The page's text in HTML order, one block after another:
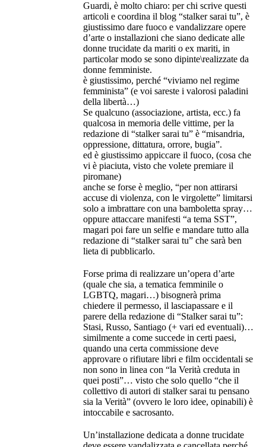
Guardi, è molto chiaro: per chi scrive questi
articoli e coordina il blog “stalker sarai tu”, è
giustissimo dare fuoco e vandalizzare opere
d’arte o installazioni che siano dedicate alle
donne trucidate da mariti o ex mariti, in
particolar modo se sono dipinte\realizzate da
donne femministe.
è giustissimo, perché “viviamo nel regime
femminista” (e voi sareste i valorosi paladini
della libertà…)
Se qualcuno (associazione, artista, ecc.) fa
qualcosa in memoria delle vittime, per la
redazione di “stalker sarai tu” è “misandria,
oppressione, dittatura, orrore, bugia”.
ed è giustissimo appiccare il fuoco, (cosa che
vi è piaciuta, visto che volete premiare il
piromane)
anche se forse è meglio, “per non attirarsi
accuse di violenza, con le virgolette” limitarsi
solo a imbrattare con una bamboletta spray…
oppure attaccare manifesti “a tema SST”,
magari poi fare un selfie e mandare tutto alla
redazione di “stalker sarai tu” che sarà ben
lieta di pubblicarlo.
Forse prima di realizzare un’opera d’arte
(quale che sia, a tematica femminile o
LGBTQ, magari…) bisognerà prima
chiedere il permesso, il lasciapassare e il
parere della redazione di “Stalker sarai tu”:
Stasi, Russo, Santiago (+ vari ed eventuali)…
similmente a come succede in certi paesi,
quando una certa commissione deve
approvare o rifiutare libri e film occidentali se
non sono in linea con “la Verità creduta in
quei posti”… visto che solo quello “che il
collettivo di autori di stalker sarai tu pensano
sia la Verità” (ovvero le loro idee, opinabili) è
intoccabile e sacrosanto.
Un’installazione dedicata a donne trucidate